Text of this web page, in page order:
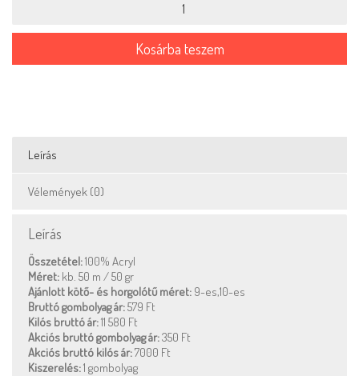
mennyiség
Kosárba teszem
Leírás
Vélemények (0)
Leírás
Összetétel:100% Acryl
Méret: kb. 50 m / 50 gr
Ajánlott kötő- és horgolótű méret: 9-es,10-es
Bruttó gombolyag ár:579 Ft
Kilós bruttó ár:11 580 Ft
Akciós bruttó gombolyag ár:350 Ft
Akciós bruttó kilós ár:7000 Ft
Kiszerelés:1 gombolyag